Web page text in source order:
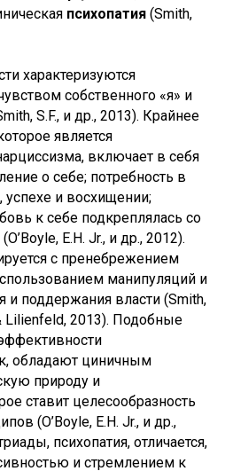
психопатия (Smith,
характеризуются
собственного «я» и
S.F., и др., 2013). Крайнее
является
включает в себя
о себе; потребность в
и восхищении;
к себе подкреплялась со
E.H. Jr., и др., 2012).
с пренебрежением
манипуляций и
и поддержания власти (Smith,
Lilienfeld, 2013). Подобные
обладают циничным
природу и
ставит целесообразность
(O’Boyle, E.H. Jr., и др.,
психопатия, отличается,
и стремлением к